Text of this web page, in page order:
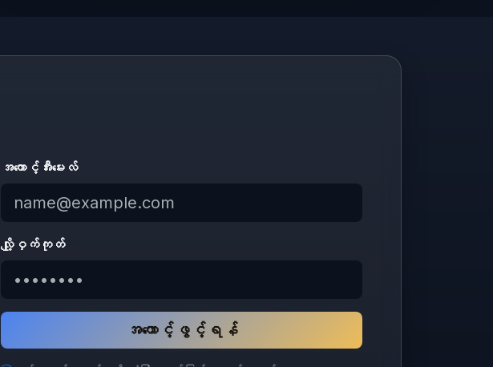
အကောင့်အီးမေးလ်
လျို့ဝှက်ကုတ်
အကောင့်ဖွင့်ရန်